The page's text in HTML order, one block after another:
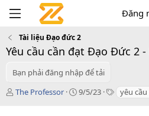
Đăng
Tài liệu Đạo đức 2
Yêu cầu cần đạt Đạo Đức 2
Bạn phải đăng nhập để tải
T
The Professor
C
9/5/23
T yêu